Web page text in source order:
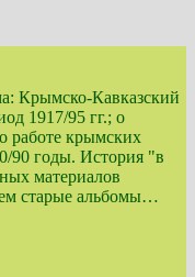
Крымско-Кавказский
1917/95 гг.; о
работе крымских
90 годы. История "в
материалов
старые альбомы…